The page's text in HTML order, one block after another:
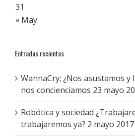
« May
31
Entradas recientes
WannaCry; ¿Nos asustamos
nos concienciamos 23 mayo
Robótica y sociedad
trabajaremos ya? 2 mayo 2017